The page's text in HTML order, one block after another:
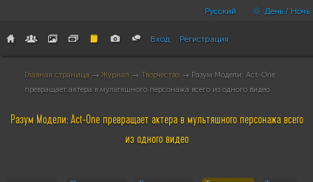
Русский День / Ночь
Вход Регистрация
Главная страница → Журнал → Творчество → Разум Модели: Act-One
превращает актера в мультяшного персонажа всего из одного видео
Разум Модели: Act-One превращает актера в мультяшного персонажа всего
из одного видео